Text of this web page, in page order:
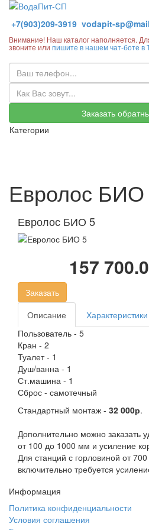
+7(903)209-3919 vodapit-
Внимание! Наш каталог наполняется.
звоните или пишите в нашем чат-боте в
Заказать
Категории
Евролос БИО
Евролос БИО 5
157
Заказать
Описание
Характеристики
Пользователь - 5
Кран - 2
Туалет - 1
Душ/ванна - 1
Ст.машина - 1
Сброс - самотечный
Стандартный монтаж - 32 000р.
Дополнительно можно заказать
от 100 до 1000 мм и усиление
Для станций с горловиной от
включительно требуется
Информация
Политика конфиденциальности
Условия соглашения